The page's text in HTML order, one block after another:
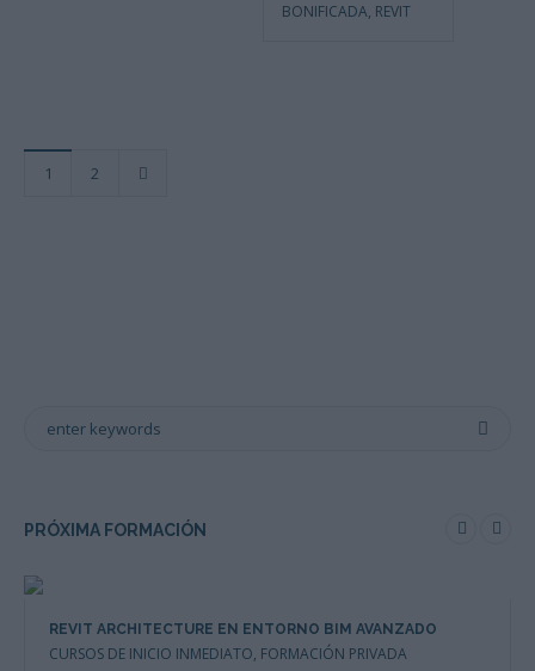
BONIFICADA, REVIT
1 2
PRÓXIMA FORMACIÓN
REVIT ARCHITECTURE EN ENTORNO BIM AVANZADO
CURSOS DE INICIO INMEDIATO, FORMACIÓN PRIVADA